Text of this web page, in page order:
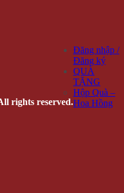
rights reserved.
Đăng nhập /
Đăng ký
QUÀ
TẶNG
Hộp Quà –
Hoa Hồng